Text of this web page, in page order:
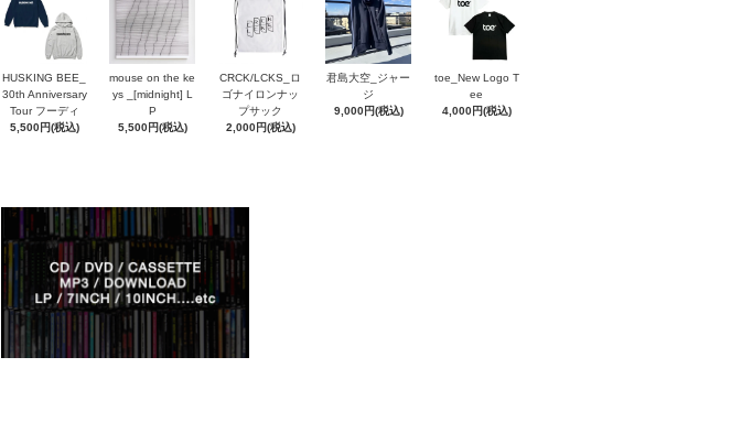
HUSKING BEE_
30th Anniversary
Tour フーディ
5,500円(税込)
mouse on the ke
ys _[midnight] L
P
5,500円(税込)
CRCK/LCKS_ロ
ゴナイロンナッ
プサック
2,000円(税込)
君島大空_ジャー
ジ
9,000円(税込)
toe_New Logo T
ee
4,000円(税込)